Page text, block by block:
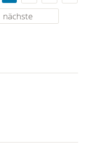
nächste